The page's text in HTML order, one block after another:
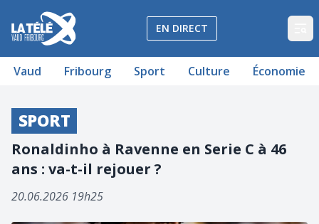
La Télé - Télévision régionale Vaud et Fribourg
EN DIRECT
Vaud Fribourg Sport Culture Économie
SPORT
Ronaldinho à Ravenne en Serie C à 46
ans : va-t-il rejouer ?
20.06.2026 19h25